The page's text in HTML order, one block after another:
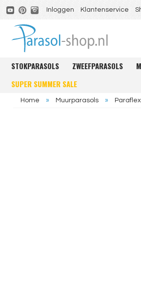
Inloggen Klantenservice
STOKPARASOLS ZWEEFPARASOLS
SUPER SUMMER SALE
Home » Muurparasols »